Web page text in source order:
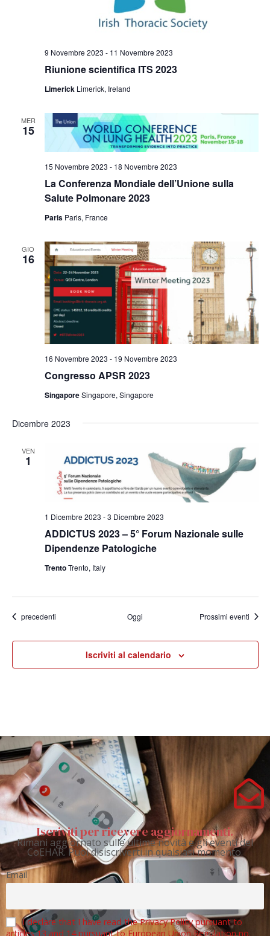
Riunione scientifica ITS 2023
9 Novembre 2023 - 11 Novembre 2023
Limerick Limerick, Ireland
MER
15
La Conferenza Mondiale dell’Unione sulla
Salute Polmonare 2023
15 Novembre 2023 - 18 Novembre 2023
Paris Paris, France
GIO
16
Congresso APSR 2023
16 Novembre 2023 - 19 Novembre 2023
SingaporeSingapore, Singapore
Dicembre 2023
VEN
1
ADDICTUS 2023 – 5° Forum Nazionale sulle
Dipendenze Patologiche
1 Dicembre 2023 -3 Dicembre 2023
TrentoTrento, Italy
Eventi
precedenti Oggi Prossimi eventi
Iscriviti al calendario
Iscriviti per ricevere aggiornamenti.
Rimani aggiornato sulle ultime novità e gli eventi del
CoEHAR. Puoi disiscriverti in qualsiasi momento.
Email
I declare that I have read the Privacy Policy pursuant to
articles 13 and 14 pursuant to European Union Regulation no.